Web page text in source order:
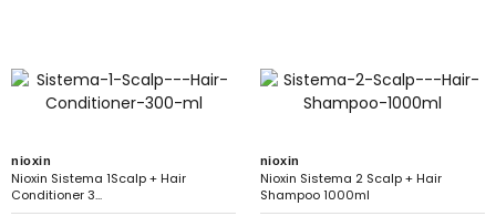
nioxin
Nioxin Sistema 1Scalp + Hair
Conditioner 3...
nioxin
Nioxin Sistema 2 Scalp + Hair
Shampoo 1000ml